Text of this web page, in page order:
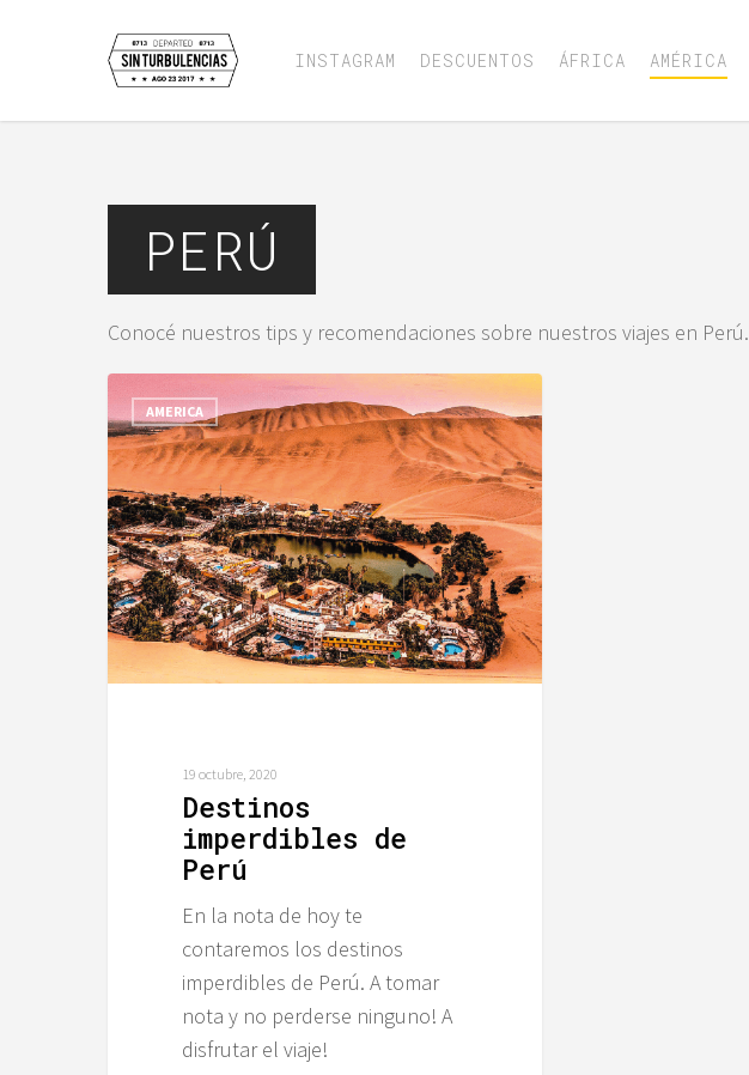
content
INSTAGRAM DESCUENTOS ÁFRICA AMÉRICA
PERÚ
Conocé nuestros tips y recomendaciones sobre nuestros viajes en Perú.
AMERICA
19 octubre, 2020
Destinos
imperdibles de
Perú
En la nota de hoy te
contaremos los destinos
imperdibles de Perú. A tomar
nota y no perderse ninguno! A
disfrutar el viaje!